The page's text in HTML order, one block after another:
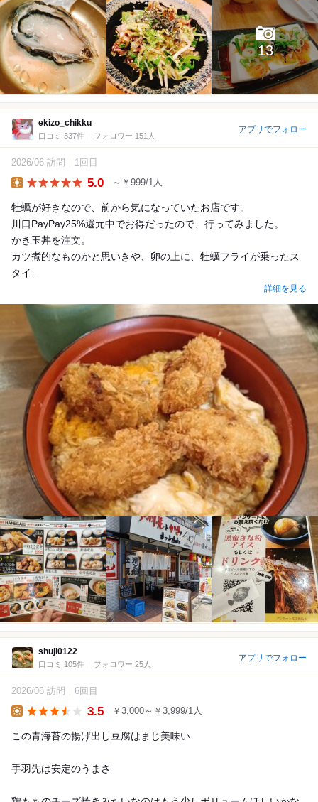
13
ekizo_chikku
口コミ 337件 フォロワー 151人
アプリでフォロー
2026/06 訪問 1回目
5.0 ～￥999/1人
牡蠣が好きなので、前から気になっていたお店です。
川口PayPay25%還元中でお得だったので、行ってみました。
かき玉丼を注文。
カツ煮的なものかと思いきや、卵の上に、牡蠣フライが乗ったス
タイ...
詳細を見る
shuji0122
口コミ 105件 フォロワー 25人
アプリでフォロー
2026/06 訪問 6回目
3.5 ￥3,000～￥3,999/1人
この青海苔の揚げ出し豆腐はまじ美味い
手羽先は安定のうまさ